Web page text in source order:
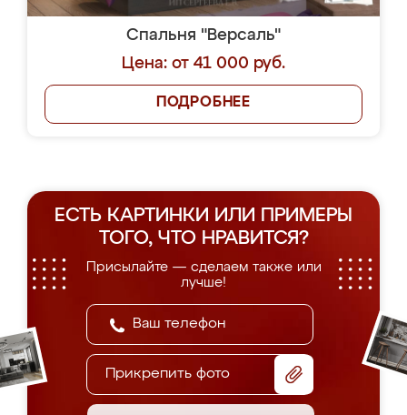
Спальня "Версаль"
Цена: от 41 000 руб.
ПОДРОБНЕЕ
ЕСТЬ КАРТИНКИ ИЛИ ПРИМЕРЫ
ТОГО, ЧТО НРАВИТСЯ?
Присылайте — сделаем также или
лучше!
Прикрепить фото